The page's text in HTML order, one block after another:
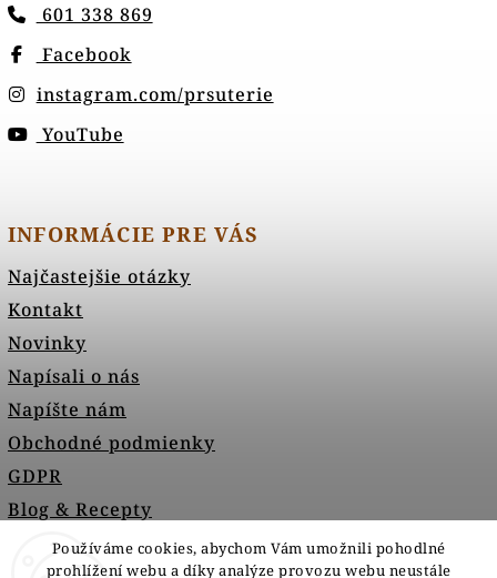
Používáme cookies, abychom Vám umožnili pohodlné
prohlížení webu a díky analýze provozu webu neustále
601 338 869
Facebook
instagram.com/prsuterie
YouTube
INFORMÁCIE PRE VÁS
Najčastejšie otázky
Kontakt
Novinky
Napísali o nás
Napíšte nám
Obchodné podmienky
GDPR
Blog & Recepty